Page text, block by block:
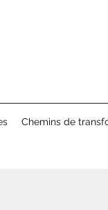
Chemins de